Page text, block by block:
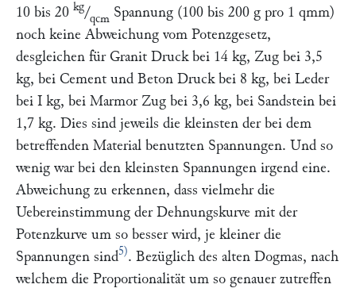
10 bis 20 kg/qcm Spannung (100 bis 200 g pro 1 qmm)
noch keine Abweichung vom Potenzgesetz,
desgleichen für Granit Druck bei 14 kg, Zug bei 3,5
kg, bei Cement und Beton Druck bei 8 kg, bei Leder
bei I kg, bei Marmor Zug bei 3,6 kg, bei Sandstein bei
1,7 kg. Dies sind jeweils die kleinsten der bei dem
betreffenden Material benutzten Spannungen. Und so
wenig war bei den kleinsten Spannungen irgend eine.
Abweichung zu erkennen, dass vielmehr die
Uebereinstimmung der Dehnungskurve mit der
Potenzkurve um so besser wird, je kleiner die
Spannungen sind5). Bezüglich des alten Dogmas, nach
welchem die Proportionalität um so genauer zutreffen